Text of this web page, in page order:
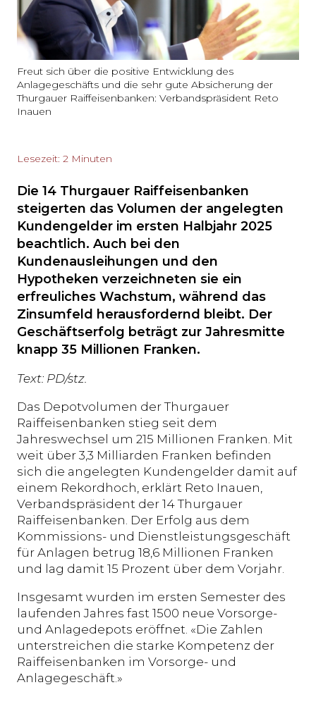
Freut sich über die positive Entwicklung des
Anlagegeschäfts und die sehr gute Absicherung der
Thurgauer Raiffeisenbanken: Verbandspräsident Reto
Inauen
Lesezeit: 2 Minuten
Die 14 Thurgauer Raiffeisenbanken
steigerten das Volumen der angelegten
Kundengelder im ersten Halbjahr 2025
beachtlich. Auch bei den
Kundenausleihungen und den
Hypotheken verzeichneten sie ein
erfreuliches Wachstum, während das
Zinsumfeld herausfordernd bleibt. Der
Geschäftserfolg beträgt zur Jahresmitte
knapp 35 Millionen Franken.
Text: PD/stz.
Das Depotvolumen der Thurgauer
Raiffeisenbanken stieg seit dem
Jahreswechsel um 215 Millionen Franken. Mit
weit über 3,3 Milliarden Franken befinden
sich die angelegten Kundengelder damit auf
einem Rekordhoch, erklärt Reto Inauen,
Verbandspräsident der 14 Thurgauer
Raiffeisenbanken. Der Erfolg aus dem
Kommissions- und Dienstleistungsgeschäft
für Anlagen betrug 18,6 Millionen Franken
und lag damit 15 Prozent über dem Vorjahr.
Insgesamt wurden im ersten Semester des
laufenden Jahres fast 1500 neue Vorsorge-
und Anlagedepots eröffnet. «Die Zahlen
unterstreichen die starke Kompetenz der
Raiffeisenbanken im Vorsorge- und
Anlagegeschäft.»